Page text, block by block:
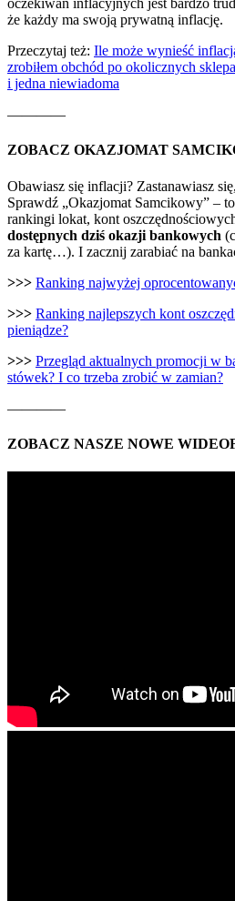
oczekiwań inflacyjnych jest bardzo
że każdy ma swoją prywatną inflację.
Przeczytaj też: Ile może wynieść
zrobiłem obchód po okolicznych
i jedna niewiadoma
————
ZOBACZ OKAZJOMAT
Obawiasz się inflacji? Zastanawiasz
Sprawdź „Okazjomat Samcikowy” –
rankingi lokat, kont
dostępnych dziś okazji bankowych
za kartę…). I zacznij zarabiać na
>>> Ranking najwyżej
>>> Ranking najlepszych kont
pieniądze?
>>> Przegląd aktualnych promocji w
stówek? I co trzeba zrobić w zamian?
————
ZOBACZ NASZE NOWE